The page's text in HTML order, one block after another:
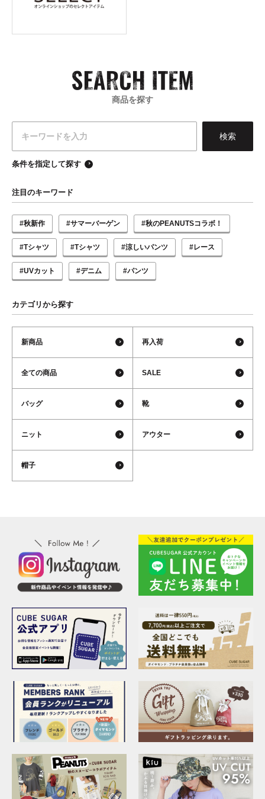
商品を探す
条件を指定して探す
注目のキーワード
#秋新作 #サマーバーゲン #秋のPEANUTSコラボ！
#Tシャツ #Tシャツ #涼しいパンツ #レース
#UVカット #デニム #パンツ
カテゴリから探す
新商品 再入荷
全ての商品 SALE
バッグ 靴
ニット アウター
帽子